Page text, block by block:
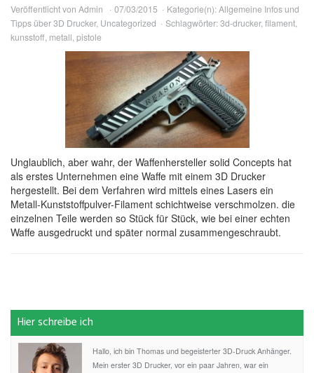
Veröffentlicht von Admin 07/03/2015 Kategorie(n):Allgemeine Infos und
Tipps über 3D Drucker, Uncategorized Schlagwörter:3d-drucker, filament,
kunsstoff, metall, pistole
Unglaublich, aber wahr, der Waffenhersteller solid Concepts hat
als erstes Unternehmen eine Waffe mit einem 3D Drucker
hergestellt. Bei dem Verfahren wird mittels eines Lasers ein
Metall-Kunststoffpulver-Filament schichtweise verschmolzen. die
einzelnen Teile werden so Stück für Stück, wie bei einer echten
Waffe ausgedruckt und später normal zusammengeschraubt.
Hier schreibe ich
Hallo, ich bin Thomas und begeisterter 3D-Druck Anhänger.
Mein erster 3D Drucker, vor ein paar Jahren, war ein